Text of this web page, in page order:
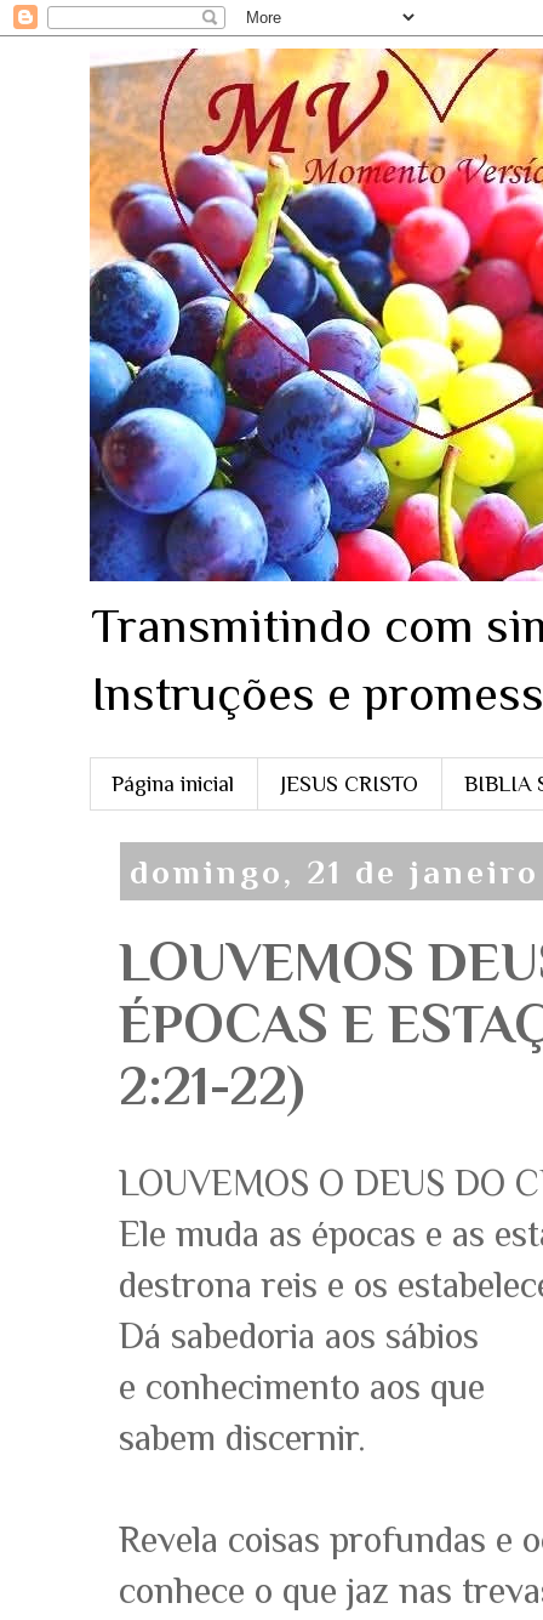
Transmitindo com
Instruções e
Página inicial JESUS CRISTO BIBLIA
domingo, 21 de
LOUVEMOS
ÉPOCAS E
2:21-22)
LOUVEMOS O DEUS DO
Ele muda as épocas e as
destrona reis e os
Dá sabedoria aos sábios
e conhecimento aos que
sabem discernir.
Revela coisas profundas e
conhece o que jaz nas